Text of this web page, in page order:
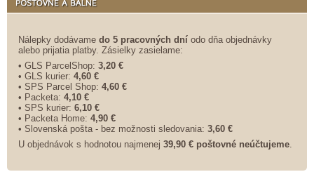
Nálepky dodávame do 5 pracovných dní odo dňa objednávky
alebo prijatia platby. Zásielky zasielame:
• GLS ParcelShop: 3,20 €
• GLS kurier: 4,60 €
• SPS Parcel Shop: 4,60 €
• Packeta: 4,10 €
• SPS kurier: 6,10 €
• Packeta Home: 4,90 €
• Slovenská pošta - bez možnosti sledovania: 3,60 €
U objednávok s hodnotou najmenej 39,90 € poštovné neúčtujeme